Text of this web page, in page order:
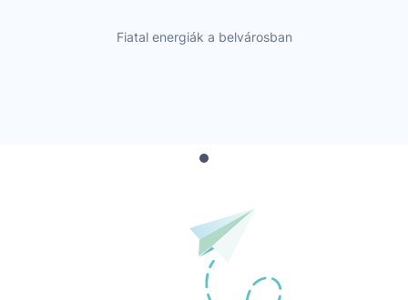
Fiatal energiák a belvárosban